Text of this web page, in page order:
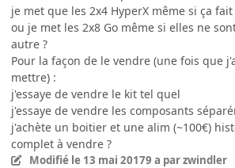
je met que les 2x4 HyperX même si ça
ou je met les 2x8 Go même si elles ne
autre ?
Pour la façon de le vendre (une fois que
mettre) :
j'essaye de vendre le kit tel quel
j'essaye de vendre les composants
j'achète un boitier et une alim (~100€)
complet à vendre ?
Modifié le 13 mai 20179 a par zwindler